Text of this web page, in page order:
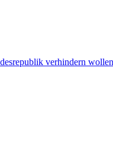
verhindern